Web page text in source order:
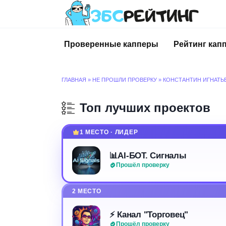
Проверенные капперы
Рейтинг
ГЛАВНАЯ » НЕ ПРОШЛИ ПРОВЕРКУ » КОНСТАНТИН
Топ лучших проектов
1 МЕСТО · ЛИДЕР
📊AI-БОТ. Сигналы
Прошёл проверку
2 МЕСТО
⚡️ Канал "Торговец"
Прошёл проверку